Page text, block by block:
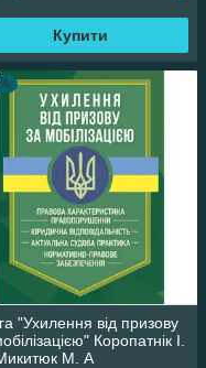
Купити
"Ухилення від призову
Коропатнік І.
М. А